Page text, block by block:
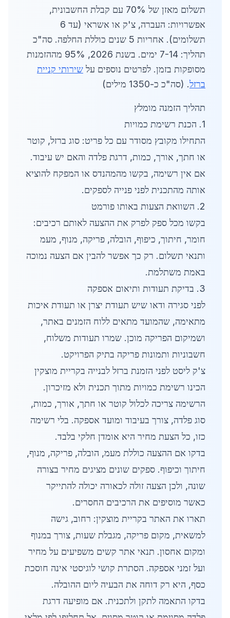
תשלום מאזן של 70% עם קבלת החשבונית,
אפשרויות: העברה, צ'ק או אשראי (עד 6
תשלומים). אחריות 5 שנים כוללת החלפה. סה"כ
תהליך: 7-14 ימים. בשנת 2026, 95% מההזמנות
מסופקות בזמן. לפרטים נוספים על שירותי קניית
ברזל. (סה"כ כ-1350 מילים)
תהליך הזמנה מומלץ
1. הכנת רשימת כמויות
התחילו מקובץ מסודר עם כל פריט: סוג ברזל, קוטר
או חתך, אורך, כמות, דרגת פלדה והאם יש עיבוד.
אם אין רשימה, בקשו מהמהנדס או המפקח להוציא
אותה מהתכנית לפני פנייה לספקים.
2. השוואת הצעות באותו פורמט
בקשו מכל ספק לפרק את ההצעה לאותם רכיבים:
חומר, חיתוך, כיפוף, הובלה, פריקה, מנוף, מעמ
ותנאי תשלום. רק כך אפשר להבין אם הצעה נמוכה
באמת משתלמת.
3. בדיקת תעודות ותיאום אספקה
לפני סגירה ודאו שיש תעודת יצרן או תעודת איכות
מתאימה, שהמועד מתאים ללוח הזמנים באתר,
ושמיקום הפריקה מוכן. שמרו תעודות משלוח,
חשבוניות ותמונות פריקה בתיק הפרויקט.
צ'ק ליסט לפני הזמנת ברזל לבנייה בקריית מוצקין
הכינו רשימת כמויות מתוך תכנית ולא מזיכרון.
הרשימה צריכה לכלול קוטר או חתך, אורך, כמות,
סוג פלדה, צורך בעיבוד ומועד אספקה. בלי רשימה
כזו, כל הצעת מחיר היא אומדן חלקי בלבד.
בדקו אם ההצעה כוללת מעמ, הובלה, פריקה, מנוף,
חיתוך וכיפוף. ספקים שונים מציגים מחיר בצורה
שונה, ולכן הצעה זולה לכאורה יכולה להתייקר
כאשר מוסיפים את הרכיבים החסרים.
תארו את האתר בקריית מוצקין: רחוב, גישה
למשאית, מקום פריקה, מגבלת שעות, צורך במנוף
ומקום אחסון. תנאי אתר קשים משפיעים על מחיר
ועל זמני אספקה. הסתרת קושי לוגיסטי אינה חוסכת
כסף, היא רק דוחה את הבעיה ליום ההובלה.
בדקו התאמה לתקן ולתכנית. אם מופיעה דרגת